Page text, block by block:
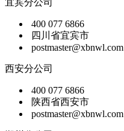
宜宾分公司
400 077 6866
四川省宜宾市
postmaster@xbnwl.com
西安分公司
400 077 6866
陕西省西安市
postmaster@xbnwl.com